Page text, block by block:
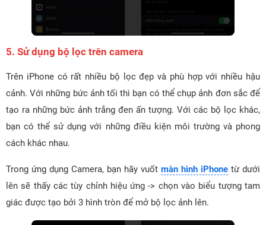
5. Sử dụng bộ lọc trên camera
Trên iPhone có rất nhiều bộ lọc đẹp và phù hợp với nhiều hậu
cảnh. Với những bức ảnh tối thì bạn có thể chụp ảnh đơn sắc để
tạo ra những bức ảnh trắng đen ấn tượng. Với các bộ lọc khác,
bạn có thể sử dụng với những điều kiện môi trường và phong
cách khác nhau.
Trong ứng dụng Camera, bạn hãy vuốt màn hình iPhone từ dưới
lên sẽ thấy các tùy chỉnh hiệu ứng -> chọn vào biểu tượng tam
giác được tạo bởi 3 hình tròn để mở bộ lọc ảnh lên.